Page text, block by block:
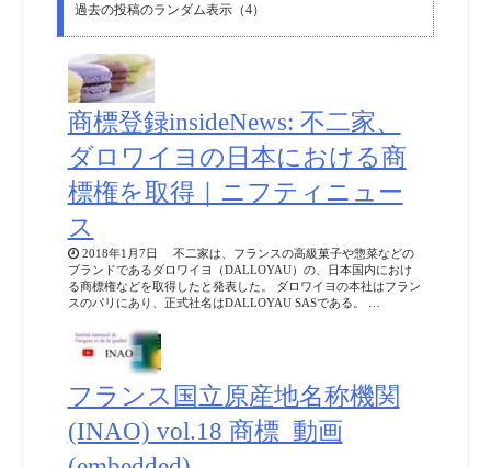
過去の投稿のランダム表示（4）
商標登録insideNews: 不二家、
ダロワイヨの日本における商
標権を取得｜ニフティニュー
ス
2018年1月7日 不二家は、フランスの高級菓子や惣菜などの
ブランドであるダロワイヨ（DALLOYAU）の、日本国内におけ
る商標権などを取得したと発表した。 ダロワイヨの本社はフラン
スのパリにあり、正式社名はDALLOYAU SASである。 …
フランス国立原産地名称機関
(INAO) vol.18 商標_動画